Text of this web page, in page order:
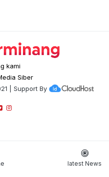
kami
Siber
| Support By
latest News